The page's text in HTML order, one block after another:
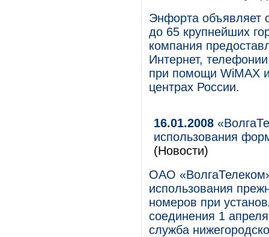
Энфорта объявляет
до 65 крупнейших
компания
Интернет,
при помощи WiMAX
центрах России.
16.01.2008
использования
(Новости)
ОАО
использования
номеров при
соединения 1
служба